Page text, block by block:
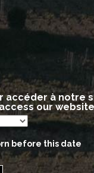
accéder à notre
our website
before this date